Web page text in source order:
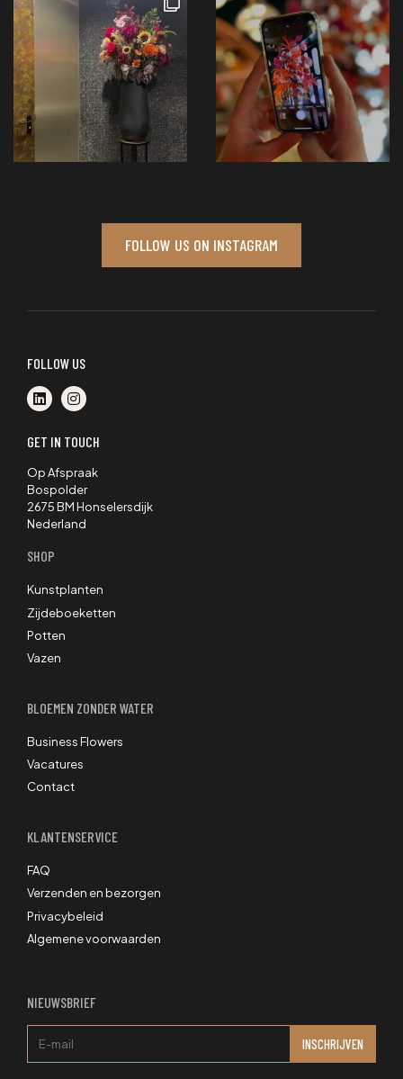
FOLLOW US ON INSTAGRAM
FOLLOW US
GET IN TOUCH
Op Afspraak
Bospolder
2675 BM Honselersdijk
Nederland
SHOP
Kunstplanten
Zijdeboeketten
Potten
Vazen
BLOEMEN ZONDER WATER
Business Flowers
Vacatures
Contact
KLANTENSERVICE
FAQ
Verzenden en bezorgen
Privacybeleid
Algemene voorwaarden
NIEUWSBRIEF